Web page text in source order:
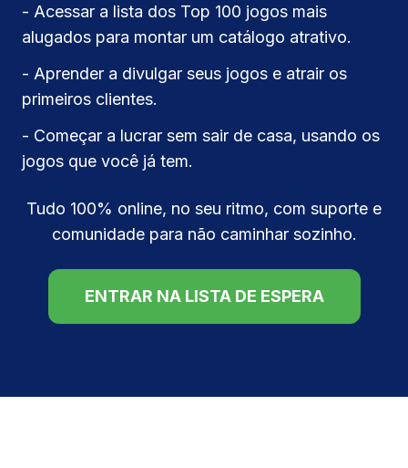
- Acessar a lista dos Top 100 jogos mais
alugados para montar um catálogo atrativo.
- Aprender a divulgar seus jogos e atrair os
primeiros clientes.
- Começar a lucrar sem sair de casa, usando os
jogos que você já tem.
Tudo 100% online, no seu ritmo, com suporte e
comunidade para não caminhar sozinho.
ENTRAR NA LISTA DE ESPERA